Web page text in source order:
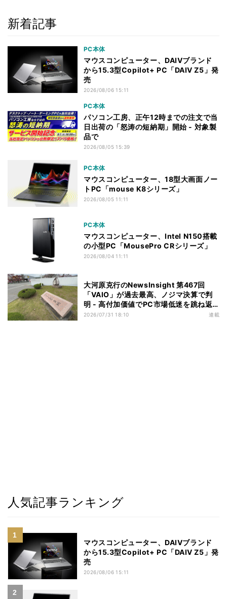
新着記事
PC本体
マウスコンピューター、DAIVブランド
から15.3型Copilot+ PC「DAIV Z5」発
売
2026/08/06 15:11
PC本体
パソコン工房、正午12時までの注文で当
日出荷の「怒涛の短納期」開始 - 対象製
品で
2026/08/05 15:39
PC本体
マウスコンピューター、18型大画面ノー
トPC「mouse K8シリーズ」
2026/08/05 11:11
PC本体
マウスコンピューター、Intel N150搭載
の小型PC「MousePro CRシリーズ」
2026/08/04 11:11
大河原克行のNewsInsight 第467回
「VAIO」が過去最高、ノジマ決算で判
明 - 高付加価値でPC市場低迷を跳ね返
す
2026/07/31 18:10 連載
人気記事ランキング
マウスコンピューター、DAIVブランド
から15.3型Copilot+ PC「DAIV Z5」発
売
2026/08/06 15:11